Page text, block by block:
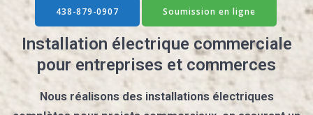
438-879-0907 Soumission en ligne
Installation électrique commerciale
pour entreprises et commerces
Nous réalisons des installations électriques